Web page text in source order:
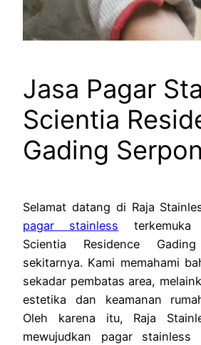
Jasa Pagar
Scientia
Gading
Selamat datang di Raja
pagar stainless terkemuka
Scientia Residence
sekitarnya. Kami memahami
sekadar pembatas area,
estetika dan keamanan
Oleh karena itu, Raja
mewujudkan pagar stainless